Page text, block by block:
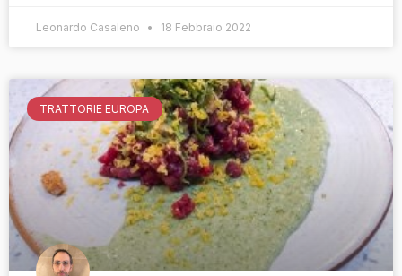
Leonardo Casaleno 18 Febbraio 2022
TRATTORIE EUROPA